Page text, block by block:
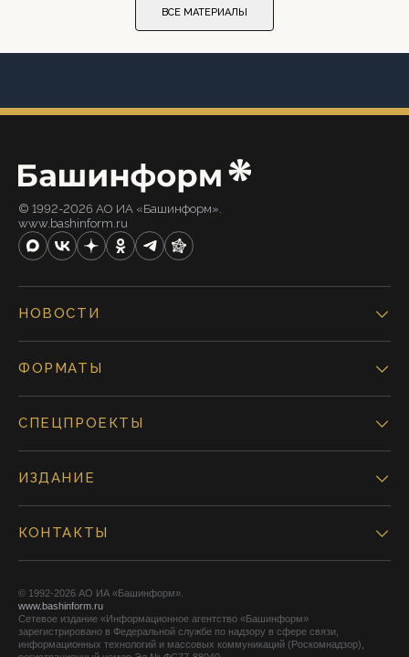
ВСЕ МАТЕРИАЛЫ
© 1992-2026 АО ИА «Башинформ».
www.bashinform.ru
НОВОСТИ
ФОРМАТЫ
СПЕЦПРОЕКТЫ
ИЗДАНИЕ
КОНТАКТЫ
© 1992-2026 АО ИА «Башинформ».
www.bashinform.ru
Сетевое издание «Информационное агентство «Башинформ»
зарегистрировано в Федеральной службе по надзору в сфере связи,
информационных технологий и массовых коммуникаций (Роскомнадзор),